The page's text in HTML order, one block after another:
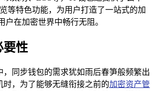
等特色功能，为用户打造了一站式的加
户在加密世界中畅行无阻。
要性
，同步钱包的需求犹如雨后春笋般频繁出
时，为了能够无缝衔接之前的加密资产管